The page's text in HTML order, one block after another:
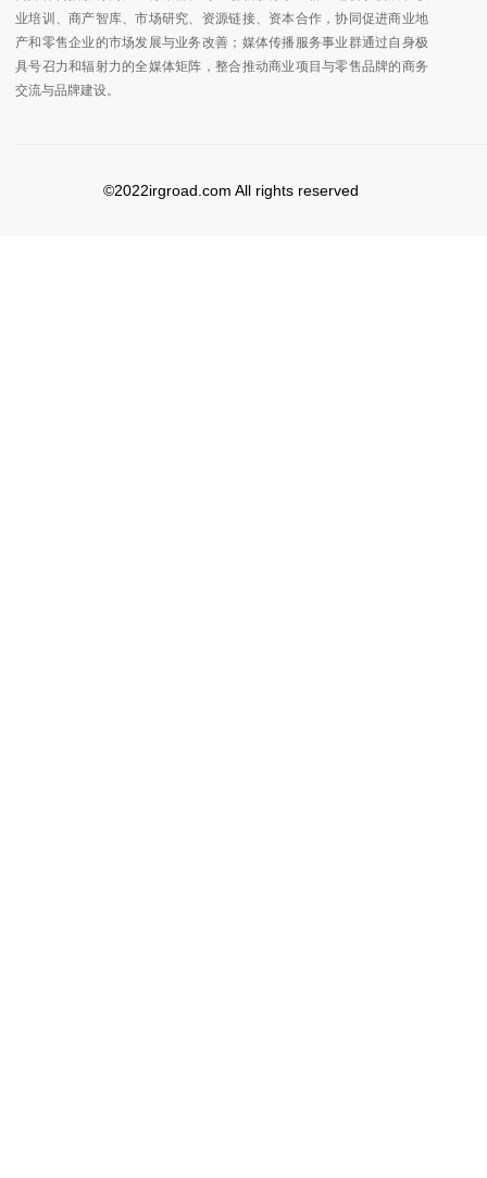
业培训、商产智库、市场研究、资源链接、资本合作，协同促进商业地
产和零售企业的市场发展与业务改善；媒体传播服务事业群通过自身极
具号召力和辐射力的全媒体矩阵，整合推动商业项目与零售品牌的商务
交流与品牌建设。
©2022irgroad.com All rights reserved